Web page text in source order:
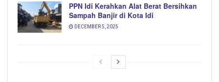
PPN Idi Kerahkan Alat Berat Bersihkan
Sampah Banjir di Kota Idi
DECEMBER 5, 2025